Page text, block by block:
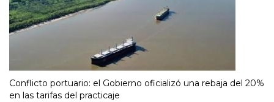
Conflicto portuario: el Gobierno oficializó una rebaja del 20%
en las tarifas del practicaje